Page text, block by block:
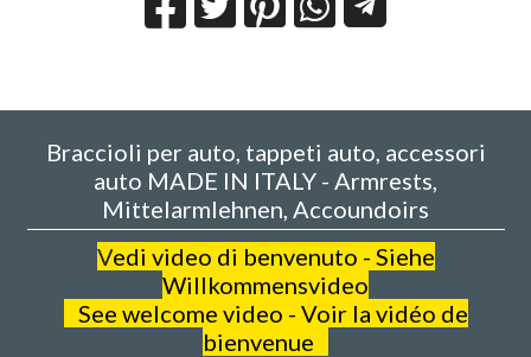
Braccioli per auto, tappeti auto, accessori
auto MADE IN ITALY - Armrests,
Mittelarmlehnen, Accoundoirs
Vedi video di benvenuto - Siehe
Willkommensvideo
See welcome video - Voir la vidéo de
bienvenue